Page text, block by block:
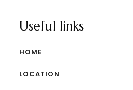
Useful links
HOME
LOCATION